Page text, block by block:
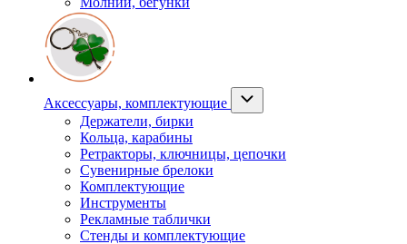
Аксессуары, комплектующие
Держатели, бирки
Кольца, карабины
Ретракторы, ключницы, цепочки
Сувенирные брелоки
Комплектующие
Инструменты
Рекламные таблички
Стенды и комплектующие